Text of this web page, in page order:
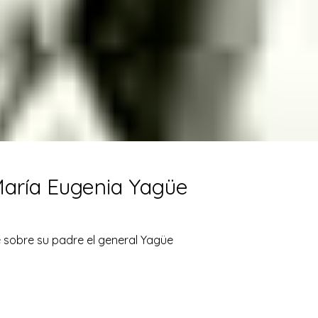
Eugenia Yagüe
su padre el general Yagüe